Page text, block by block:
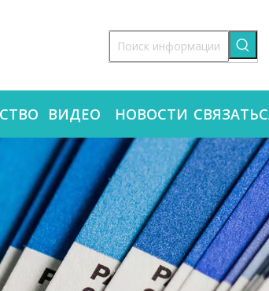
ВИДЕО НОВОСТИ